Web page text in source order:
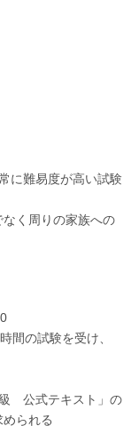
に難易度が高い試験
く周りの家族への
間の試験を受け、
公式テキスト」の
られる